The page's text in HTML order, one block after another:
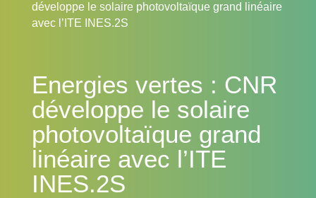
développe le solaire photovoltaïque grand linéaire
avec l’ITE INES.2S
Energies vertes : CNR
développe le solaire
photovoltaïque grand
linéaire avec l’ITE
INES.2S